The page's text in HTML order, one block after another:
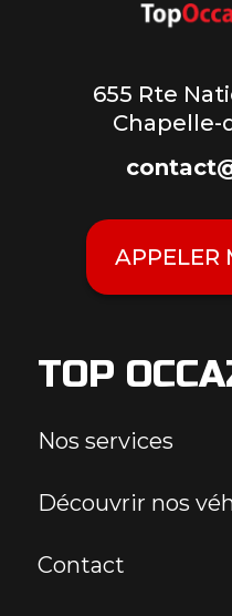
655 Rte
Chapelle-
APPELER
TOP
Nos services
Découvrir nos
Contact